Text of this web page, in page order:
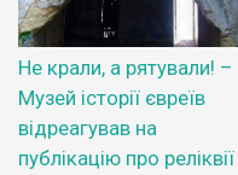
Не крали, а рятували! –
Музей історії євреїв
відреагував на
публікацію про реліквії